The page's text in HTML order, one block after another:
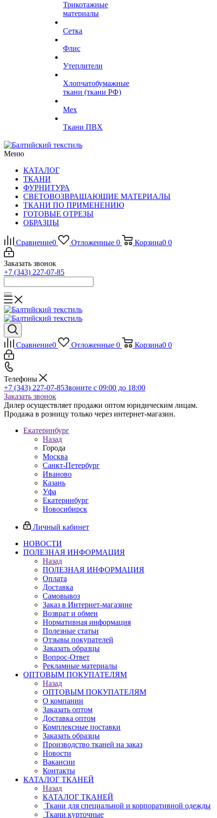
Трикотажные
материалы
Сетка
Флис
Утеплители
Хлопчатобумажные
ткани (ткани РФ)
Мех
Ткани ПВХ
Меню
КАТАЛОГ
ТКАНИ
ФУРНИТУРА
СВЕТОВОЗВРАЩАЮЩИЕ МАТЕРИАЛЫ
ТКАНИ ПО ПРИМЕНЕНИЮ
ГОТОВЫЕ ОТРЕЗЫ
ОБРАЗЦЫ
Сравнение0 Отложенные 0 Корзина0 0
Заказать звонок
+7 (343) 227-07-85
Сравнение0 Отложенные 0 Корзина0 0
Телефоны
+7 (343) 227-07-85Звоните с 09:00 до 18:00
Заказать звонок
Дилер осуществляет продажи оптом юридическим лицам.
Продажа в розницу только через интернет-магазин.
Екатеринбург
Назад
Города
Москва
Санкт-Петербург
Иваново
Казань
Уфа
Екатеринбург
Новосибирск
Личный кабинет
НОВОСТИ
ПОЛЕЗНАЯ ИНФОРМАЦИЯ
Назад
ПОЛЕЗНАЯ ИНФОРМАЦИЯ
Оплата
Доставка
Самовывоз
Заказ в Интернет-магазине
Возврат и обмен
Нормативная информация
Полезные статьи
Отзывы покупателей
Заказать образцы
Вопрос-Ответ
Рекламные материалы
ОПТОВЫМ ПОКУПАТЕЛЯМ
Назад
ОПТОВЫМ ПОКУПАТЕЛЯМ
О компании
Заказать оптом
Доставка оптом
Комплексные поставки
Заказать образцы
Производство тканей на заказ
Новости
Вакансии
Контакты
КАТАЛОГ ТКАНЕЙ
Назад
КАТАЛОГ ТКАНЕЙ
Ткани для специальной и корпоративной одежды
Ткани курточные